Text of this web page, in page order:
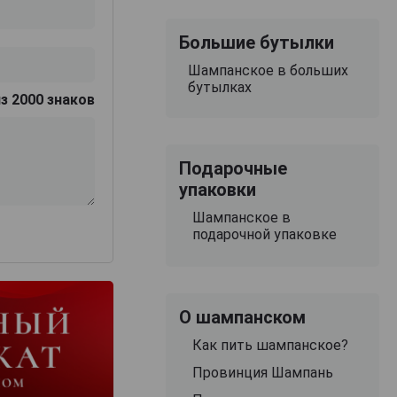
2000 знаков
Большие бутылки
Шампанское в больших
бутылках
Подарочные
упаковки
Шампанское в
подарочной упаковке
О шампанском
Как пить шампанское?
Провинция Шампань